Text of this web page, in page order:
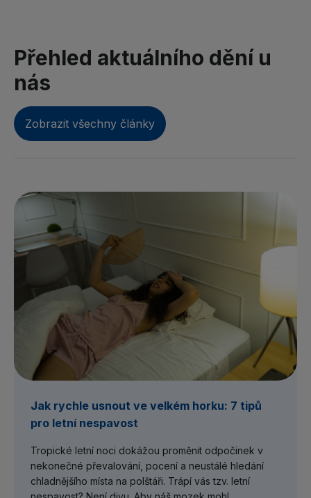
Přehled aktuálního dění u
nás
Zobrazit všechny články
Jak rychle usnout ve velkém horku: 7 tipů
pro letní nespavost
Tropické letní noci dokážou proměnit odpočinek v
nekonečné převalování, pocení a neustálé hledání
chladnějšího místa na polštáři. Trápí vás tzv. letní